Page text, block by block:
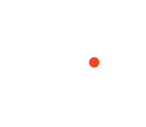
the best experience
website, you accept
the website is used and
or to find out how